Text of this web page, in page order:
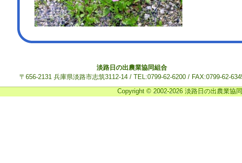
淡路日の出農業協同組合
〒656-2131 兵庫県淡路市志筑3112-14 / TEL:0799-62-6200 / FAX:0799-62-
Copyright © 2002-2026 淡路日の出農業協